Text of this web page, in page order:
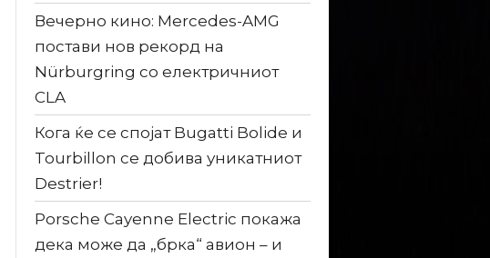
Вечерно кино: Mercedes-AMG
постави нов рекорд на
Nürburgring со електричниот
CLA
Кога ќе се спојат Bugatti Bolide и
Tourbillon се добива уникатниот
Destrier!
Porsche Cayenne Electric покажа
дека може да „брка“ авион – и